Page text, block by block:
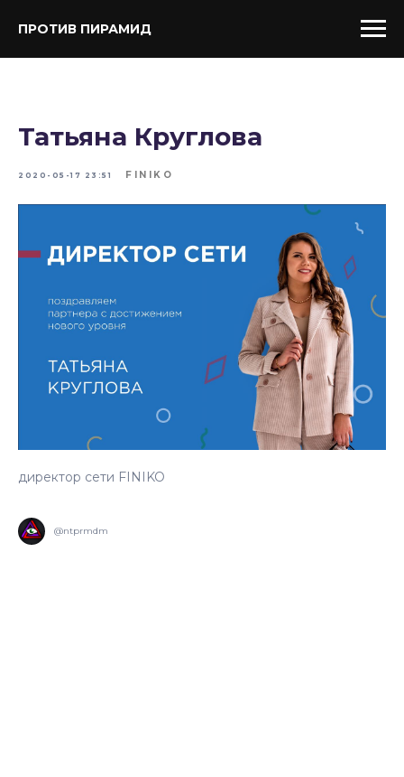
ПРОТИВ ПИРАМИД
Татьяна Круглова
2020-05-17 23:51 FINIKO
директор сети FINIKO
@ntprmdm